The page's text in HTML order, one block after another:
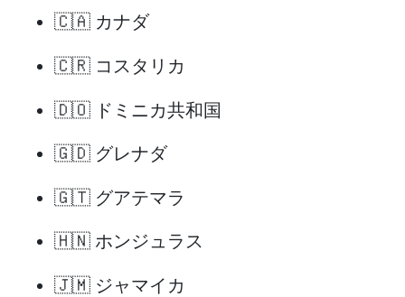
🇨🇦 カナダ
🇨🇷 コスタリカ
🇩🇴 ドミニカ共和国
🇬🇩 グレナダ
🇬🇹 グアテマラ
🇭🇳 ホンジュラス
🇯🇲 ジャマイカ